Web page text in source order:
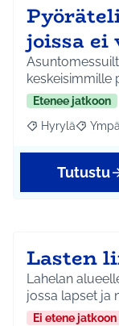
joissa ei
keskeisimmille
Etenee jatkoon
Rajaa tulokset
Hyrylä Rajaa
Tutustu
Lasten
Lahelan
jossa lapset ja
Ei etene jatkoon